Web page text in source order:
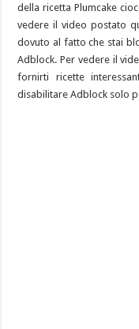
della ricetta Plumcake
vedere il video postato
dovuto al fatto che stai
Adblock. Per vedere il
fornirti ricette
disabilitare Adblock solo